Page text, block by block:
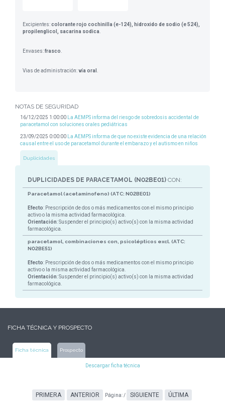
Excipientes:colorante rojo cochinilla (e-124), hidroxido de sodio (e 524),
propilenglicol, sacarina sodica
Envases:frasco
Vias de administración:vía oral
NOTAS DE SEGURIDAD
16/12/2025 1:00:00
La AEMPS informa del riesgo de sobredosis accidental de
paracetamol con soluciones orales pediátricas
23/09/2025 0:00:00
La AEMPS informa de que no existe evidencia de una relación
causal entre el uso de paracetamol durante el embarazo y el autismo en niños
Duplicidades
DUPLICIDADES DE PARACETAMOL (N02BE01) CON:
Paracetamol (acetaminofeno) (ATC: N02BE01)
Efecto: Prescripción de dos o más medicamentos con el mismo principio
activo o la misma actividad farmacológica.
Orientación: Suspender el principio(s) activo(s) con la misma actividad
farmacológica.
paracetamol, combinaciones con, psicolépticos excl. (ATC:
N02BE51)
Efecto: Prescripción de dos o más medicamentos con el mismo principio
activo o la misma actividad farmacológica.
Orientación: Suspender el principio(s) activo(s) con la misma actividad
farmacológica.
FICHA TÉCNICA Y PROSPECTO
Ficha técnica Prospecto
Descargar ficha técnica
PRIMERA ANTERIOR Página:/ SIGUIENTE ÚLTIMA